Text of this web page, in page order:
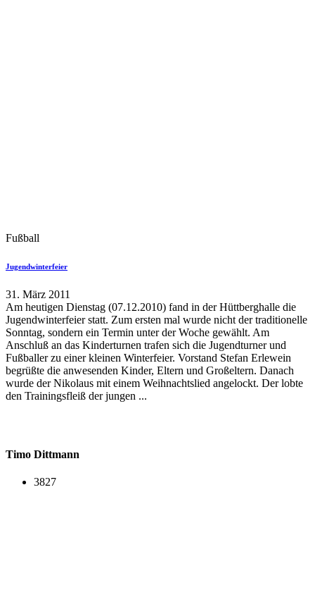
Fußball
Jugendwinterfeier
31. März 2011
Am heutigen Dienstag (07.12.2010) fand in der Hüttberghalle die
Jugendwinterfeier statt. Zum ersten mal wurde nicht der traditionelle
Sonntag, sondern ein Termin unter der Woche gewählt. Am
Anschluß an das Kinderturnen trafen sich die Jugendturner und
Fußballer zu einer kleinen Winterfeier. Vorstand Stefan Erlewein
begrüßte die anwesenden Kinder, Eltern und Großeltern. Danach
wurde der Nikolaus mit einem Weihnachtslied angelockt. Der lobte
den Trainingsfleiß der jungen ...
Timo Dittmann
3827